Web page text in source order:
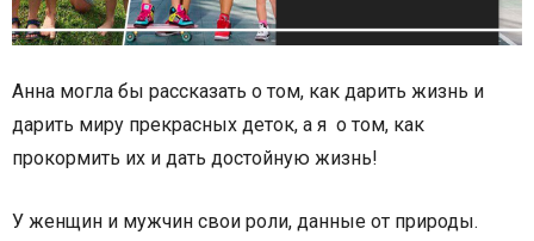
Анна могла бы рассказать о том, как дарить жизнь и
дарить миру прекрасных деток, а я о том, как
прокормить их и дать достойную жизнь!
У женщин и мужчин свои роли, данные от природы.